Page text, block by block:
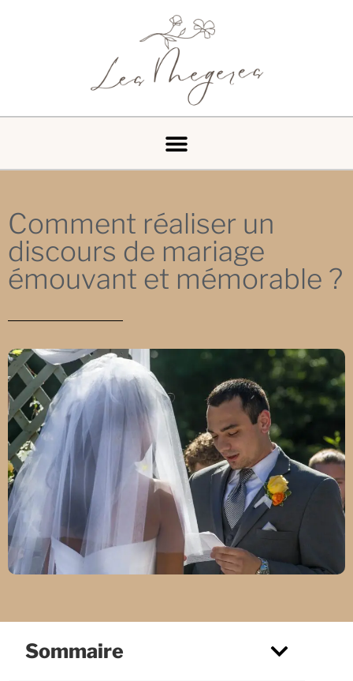
Comment réaliser un
discours de mariage
émouvant et mémorable ?
Sommaire